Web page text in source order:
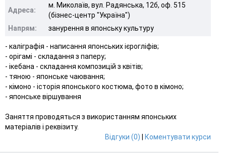
Адреса:
м. Миколаїв, вул. Радянська, 12б, оф. 515
(бізнес-центр "Україна")
Напрям:
занурення в японську культуру
- каліграфія - написання японських ієрогліфів;
- орігамі - складання з паперу;
- ікебана - складання композицій з квітів;
- тяною - японське чаювання;
- кімоно - історія японського костюма, фото в кімоно;
- японське віршування
Заняття проводяться з використанням японських
матеріалів і реквізиту.
Відгуки (0)
Коментувати курси